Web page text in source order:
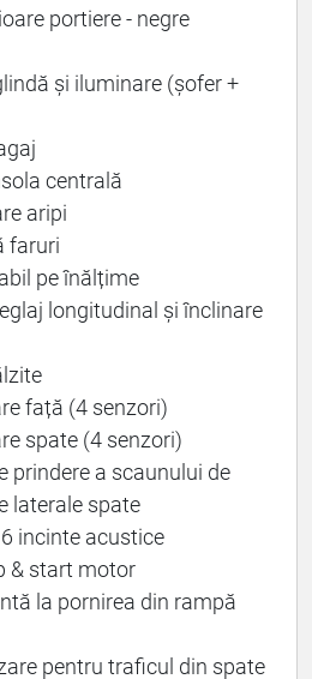
portiere - negre
și iluminare (șofer +
centrală
aripi
faruri
pe înălțime
longitudinal și înclinare
față (4 senzori)
spate (4 senzori)
prindere a scaunului de
laterale spate
incinte acustice
& start motor
la pornirea din rampă
pentru traficul din spate